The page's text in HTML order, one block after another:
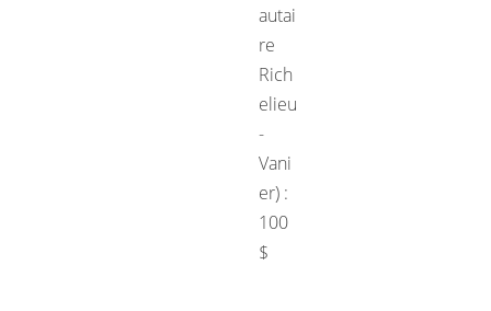
autai
re
Rich
elieu
-
Vani
er) :
100
$